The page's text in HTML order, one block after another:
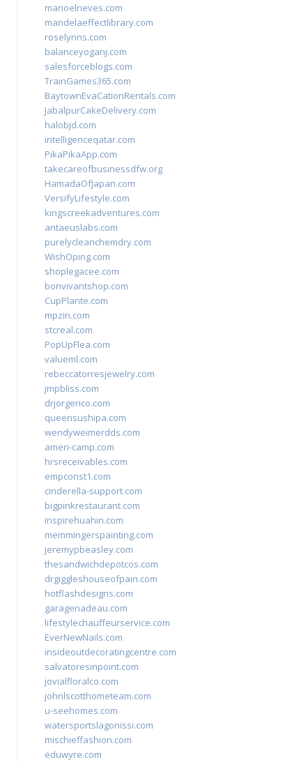
manoelneves.com
mandelaeffectlibrary.com
roselynns.com
balanceyoganj.com
salesforceblogs.com
TrainGames365.com
BaytownEvaCationRentals.com
JabalpurCakeDelivery.com
halobjd.com
intelligenceqatar.com
PikaPikaApp.com
takecareofbusinessdfw.org
HamadaOfJapan.com
VersifyLifestyle.com
kingscreekadventures.com
antaeuslabs.com
purelycleanchemdry.com
WishOping.com
shoplegacee.com
bonvivantshop.com
CupPlante.com
mpzin.com
stcreal.com
PopUpFlea.com
valueml.com
rebeccatorresjewelry.com
jmpbliss.com
drjorgerico.com
queensushipa.com
wendyweimerdds.com
ameri-camp.com
hrsreceivables.com
empconst1.com
cinderella-support.com
bigpinkrestaurant.com
inspirehuahin.com
memmingerspainting.com
jeremypbeasley.com
thesandwichdepotcos.com
drgiggleshouseofpain.com
hotflashdesigns.com
garagenadeau.com
lifestylechauffeurservice.com
EverNewNails.com
insideoutdecoratingcentre.com
salvatoresinpoint.com
jovialfloralco.com
johnlscotthometeam.com
u-seehomes.com
watersportslagonissi.com
mischieffashion.com
eduwyre.com